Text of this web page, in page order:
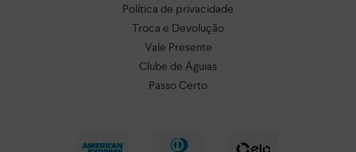
Política de privacidade
Troca e Devolução
Vale Presente
Clube de Águias
Passo Certo